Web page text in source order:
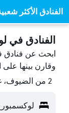
الفنادق
ابحث عن فنادق
وقارن بينها على HotelsCombined ووفّر.
2 من الضيوف، غرفة واحدة